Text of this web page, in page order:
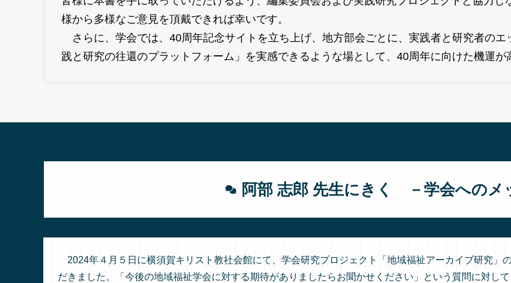
様から多様なご意見を頂戴できれば幸いです。
さらに、学会では、40周年記念サイトを立ち上げ、地方部会ごとに、実践者と研究者の
践と研究の往還のプラットフォーム」を実感できるような場として、40周年に向けた機運が
阿部 志郎 先生にきく －学会へのメ
2024年４月５日に横須賀キリスト教社会館にて、学会研究プロジェクト「地域福祉アーカイブ研究」
だきました。「今後の地域福祉学会に対する期待がありましたらお聞かせください」という質問に対し